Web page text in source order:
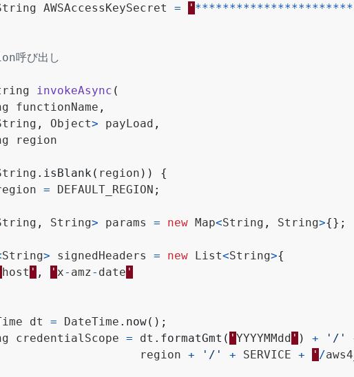
AWSAccessKeySecret = '
invokeAsync (
functionName ,
, Object> payLoad ,
region
. isBlank ( region ))
{
= DEFAULT_REGION ;
, String> params = new Map<String , String>{};
String> signedHeaders = new List<String>{
host ' , ' x- amz- date '
dt = DateTime . now();
credentialScope = dt . formatGmt ( ' YYYYMMdd ' ) + '/'
region + '/' + SERVICE + ' /